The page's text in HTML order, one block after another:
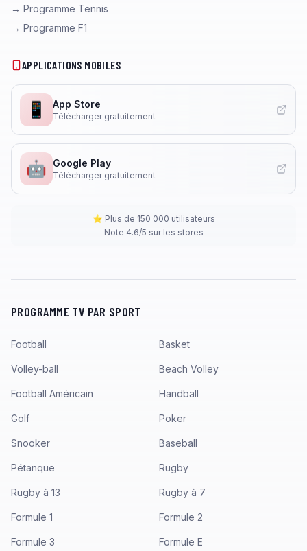
→ Programme Tennis
→ Programme F1
APPLICATIONS MOBILES
📱 App Store
Télécharger gratuitement
🤖 Google Play
Télécharger gratuitement
⭐ Plus de 150 000 utilisateurs
Note 4.6/5 sur les stores
PROGRAMME TV PAR SPORT
Football Basket
Volley-ball Beach Volley
Football Américain Handball
Golf Poker
Snooker Baseball
Pétanque Rugby
Rugby à 13 Rugby à 7
Formule 1 Formule 2
Formule 3 Formule E